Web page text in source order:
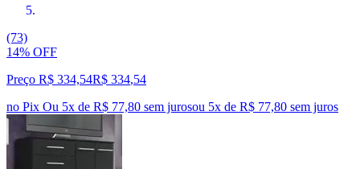
(73)
14% OFF
Preço R$ 334,54R$ 334,54
no Pix Ou 5x de R$ 77,80 sem jurosou 5x de R$ 77,80 sem juros